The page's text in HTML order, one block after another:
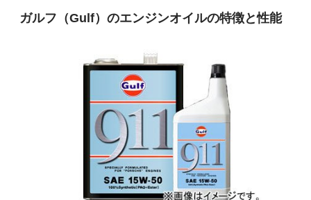
ガルフ（Gulf）のエンジンオイルの特徴と性能